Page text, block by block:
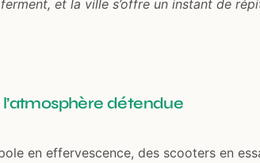
et la ville s’offre un instant de
l’atmosphère détendue
en effervescence, des scooters en